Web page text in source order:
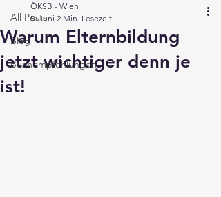
All Posts
Blog
Buchempfehlungen
Warum Elternbildung
jetzt wichtiger denn je
ist!
ÖKSB - Wien
5. Juni 2 Min. Lesezeit